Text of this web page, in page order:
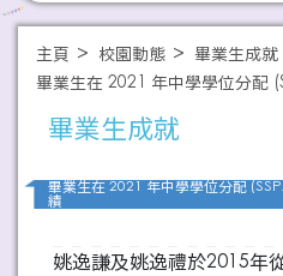
主頁 校園動態
畢業生成就
畢業生在 2021 年中學學位分配
畢業生成就
畢業生在 2021 年中學學位分配
績
姚逸謙及姚逸禮於2015年